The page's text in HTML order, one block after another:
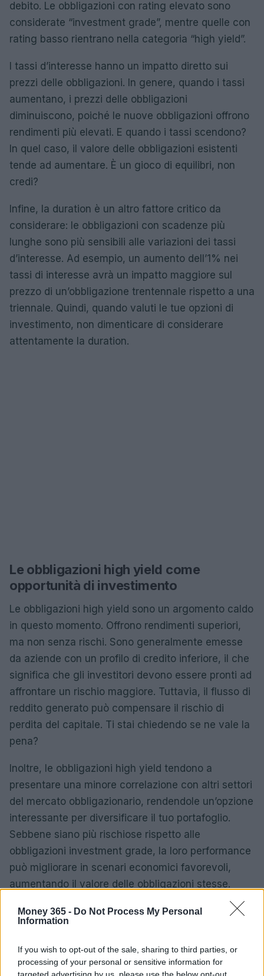
Money 365 - Do Not Process My Personal
Information
If you wish to opt-out of the sale, sharing to third parties, or
processing of your personal or sensitive information for
targeted advertising by us, please use the below opt-out
debito. Le obbligazioni con rating elevato sono
considerate “investment grade”, mentre quelle con
rating basso rientrano nella categoria “high yield”.
I tassi d’interesse hanno un impatto diretto sui
prezzi delle obbligazioni. In genere, quando i tassi
aumentano, i prezzi delle obbligazioni
diminuiscono, poiché le nuove obbligazioni offrono
rendimenti più elevati. E quando i tassi scendono?
In quel caso, il valore delle obbligazioni esistenti
tende ad aumentare. È un gioco di equilibri, non
credi?
Infine, la duration è un altro fattore critico da
considerare: le obbligazioni con scadenze più
lunghe sono più sensibili alle variazioni dei tassi
d’interesse. Ad esempio, un aumento dell’1% nei
tassi di interesse avrà un impatto maggiore sul
prezzo di un’obbligazione trentennale rispetto a una
triennale. Quindi, quando valuti le tue opzioni di
investimento, non dimenticare di considerare
attentamente la duration.
Le obbligazioni high yield come
opportunità di investimento
Le obbligazioni high yield sono un argomento caldo
in questo momento. Offrono rendimenti superiori,
ma non senza rischi. Sono generalmente emesse
da aziende con un profilo di credito inferiore, il che
significa che gli investitori devono essere pronti ad
affrontare un rischio maggiore. Tuttavia, il flusso di
reddito generato può compensare il rischio di
perdita del capitale. Ti stai chiedendo se ne vale la
pena?
Inoltre, le obbligazioni high yield tendono a
presentare una minore correlazione con altri settori
del mercato obbligazionario, rendendole un’opzione
interessante per diversificare il tuo portafoglio.
Sebbene siano più rischiose rispetto alle
obbligazioni investment grade, la loro performance
può migliorare in scenari economici favorevoli,
aumentando il valore delle obbligazioni stesse.
In conclusione, il mercato delle obbligazioni high
yield è in continua evoluzione e offre opportunità in
crescita anche a livello globale. Se sei un